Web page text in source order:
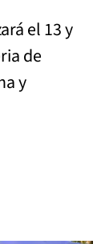
el 13 y
de
y